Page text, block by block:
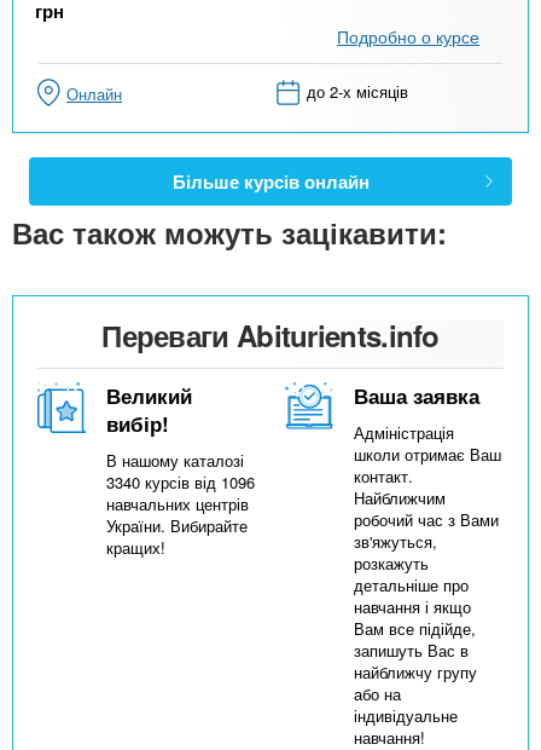
грн
Подробно о курсе
Онлайн до 2-х місяців
Більше курсів онлайн
Вас також можуть зацікавити:
Переваги Abiturients.info
Великий
вибір!
В нашому каталозі
3340 курсів від 1096
навчальних центрів
України. Вибирайте
кращих!
Ваша заявка
Адміністрація
школи отримає Ваш
контакт.
Найближчим
робочий час з Вами
зв'яжуться,
розкажуть
детальніше про
навчання і якщо
Вам все підійде,
запишуть Вас в
найближчу групу
або на
індивідуальне
навчання!